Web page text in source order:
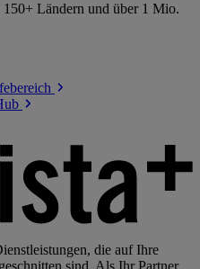
Ländern und über 1 Mio.
die auf Ihre
sind. Als Ihr Partner